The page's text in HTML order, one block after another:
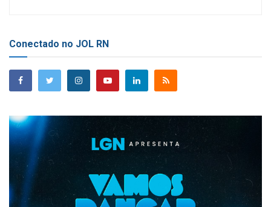
Conectado no JOL RN